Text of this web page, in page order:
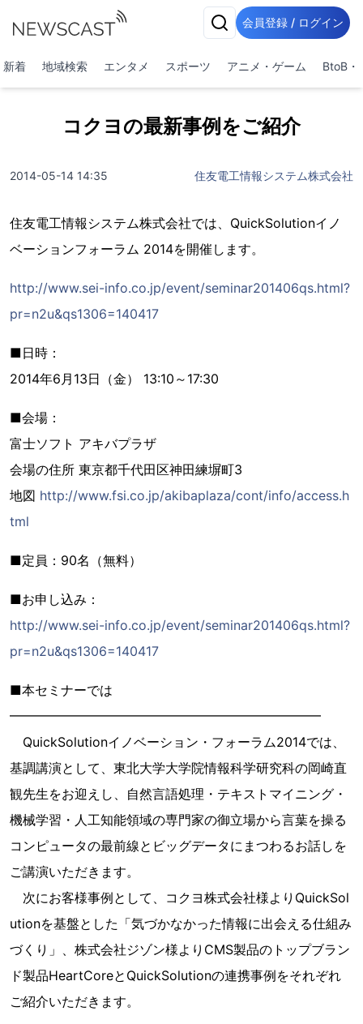
会員登録 / ログイン
新着 地域検索 エンタメ スポーツ アニメ・ゲーム BtoB・
コクヨの最新事例をご紹介
2014-05-14 14:35 住友電工情報システム株式会社
住友電工情報システム株式会社では、QuickSolutionイノ
ベーションフォーラム 2014を開催します。
http://www.sei-info.co.jp/event/seminar201406qs.html?
pr=n2u&qs1306=140417
■日時：
2014年6月13日（金） 13:10～17:30
■会場：
富士ソフト アキバプラザ
会場の住所 東京都千代田区神田練塀町3
地図 http://www.fsi.co.jp/akibaplaza/cont/info/access.h
tml
■定員：90名（無料）
■お申し込み：
http://www.sei-info.co.jp/event/seminar201406qs.html?
pr=n2u&qs1306=140417
■本セミナーでは
━━━━━━━━━━━━━━━━━━━━━━━━
QuickSolutionイノベーション・フォーラム2014では、
基調講演として、東北大学大学院情報科学研究科の岡崎直
観先生をお迎えし、自然言語処理・テキストマイニング・
機械学習・人工知能領域の専門家の御立場から言葉を操る
コンピュータの最前線とビッグデータにまつわるお話しを
ご講演いただきます。
次にお客様事例として、コクヨ株式会社様よりQuickSol
utionを基盤とした「気づかなかった情報に出会える仕組み
づくり」、株式会社ジゾン様よりCMS製品のトップブラン
ド製品HeartCoreとQuickSolutionの連携事例をそれぞれ
ご紹介いただきます。